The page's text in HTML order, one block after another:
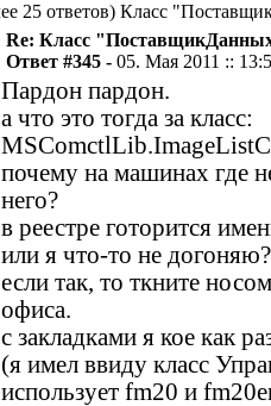
Класс
Re: Класс
Ответ #345 - 05. Мая 2011 ::
Пардон пардон.
а что это тогда за класс:
почему на машинах где
него?
в реестре готорится
или я что-то не догоняю?
если так, то ткните
офиса.
с закладками я кое как
(я имел ввиду класс
использует fm20 и